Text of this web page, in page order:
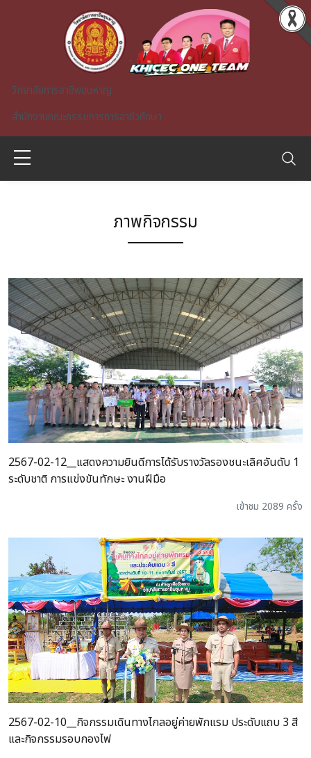
Skip to main content
วิทยาลัยการอาชีพขุนหาญ
สำนักงานคณะกรรมการการอาชีวศึกษา
ภาพกิจกรรม
2567-02-12__แสดงความยินดีการได้รับรางวัลรองชนะเลิศอันดับ 1
ระดับชาติ การแข่งขันทักษะ งานฝีมือ
เข้าชม 2089 ครั้ง
2567-02-10__กิจกรรมเดินทางไกลอยู่ค่ายพักแรม ประดับแถบ 3 สี
และกิจกรรมรอบกองไฟ